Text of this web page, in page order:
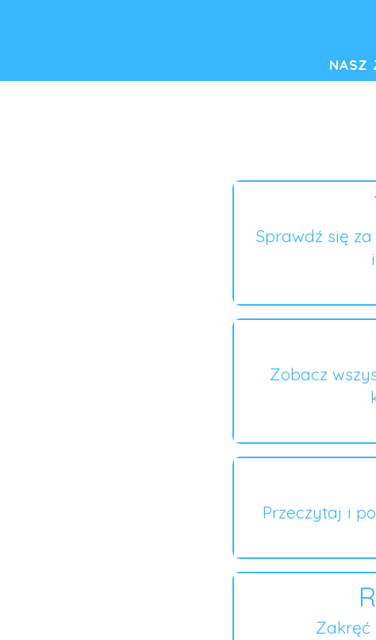
NASZ
Sprawdź się
Zobacz
Przeczytaj i
Zakręć